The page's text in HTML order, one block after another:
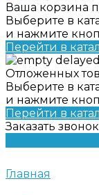
Ваша корзина
Выберите в
и нажмите
Перейти в
Отложенных
Выберите в
и нажмите
Перейти в
Заказать звонок
Главная